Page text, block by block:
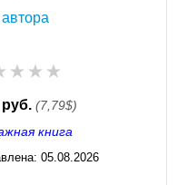
(7,79$)
книга
05.08.2026